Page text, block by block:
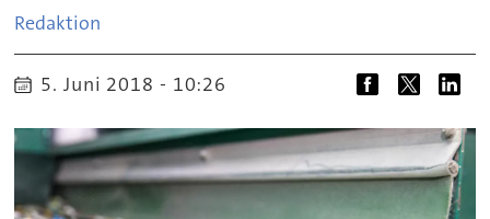
Redaktion
5. Juni 2018 - 10:26